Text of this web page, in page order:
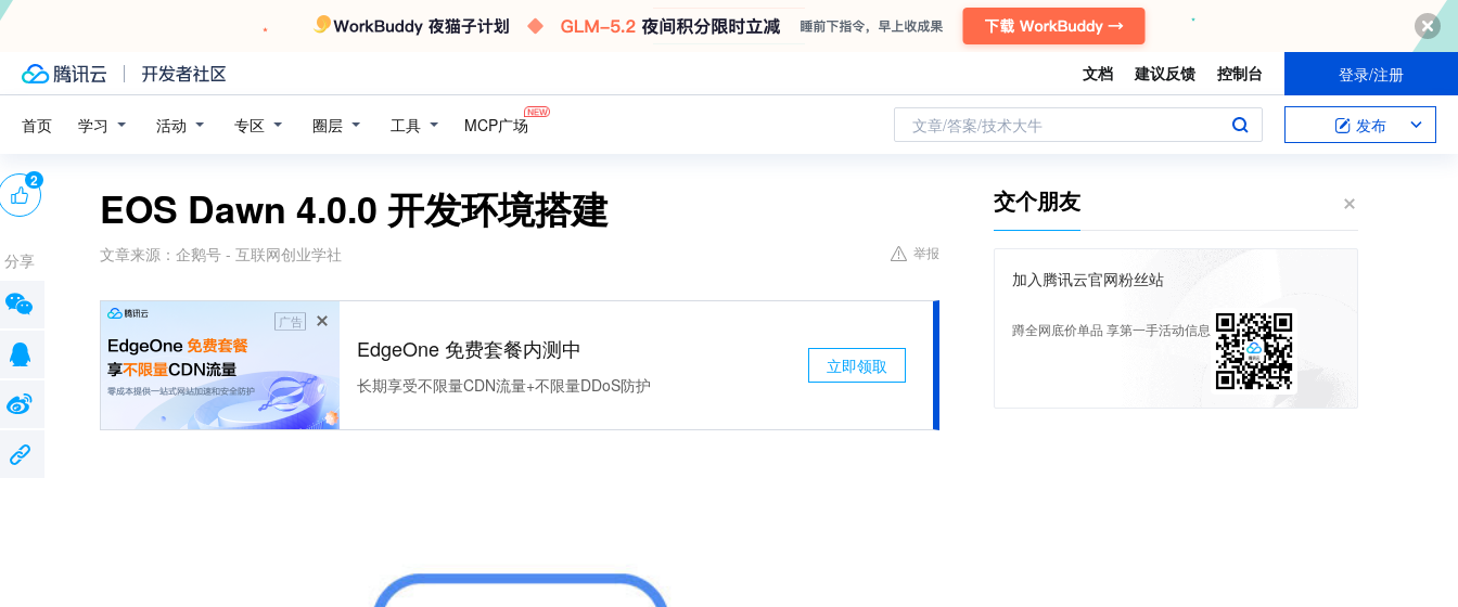
文档 建议反馈 控制台 登录/注册
首页 学习 活动 专区 圈层 工具 MCP广场 文章/答案/技术大牛 发布
EOS Dawn 4.0.0 开发环境搭建
文章来源： 企鹅号 - 互联网创业学社 举报
广告
EdgeOne 免费套餐内测中
长期享受不限量CDN流量+不限量DDoS防护
立即领取
2
分享
交个朋友
加入腾讯云官网粉丝站
蹲全网底价单品 享第一手活动信息